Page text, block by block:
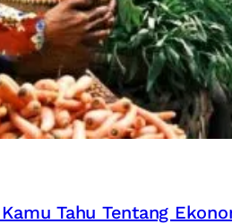
Tahu Tentang